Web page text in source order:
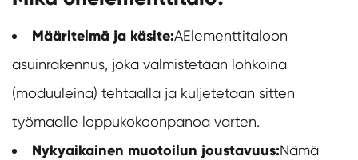
Määritelmä ja käsite:AElementtitaloon
asuinrakennus, joka valmistetaan lohkoina
(moduuleina) tehtaalla ja kuljetetaan sitten
työmaalle loppukokoonpanoa varten.
Nykyaikainen muotoilun joustavuus:Nämä